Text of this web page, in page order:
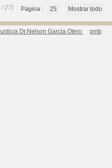
27) Página : 25 Mostrar todo
Dr.Nelson García Otero pmb